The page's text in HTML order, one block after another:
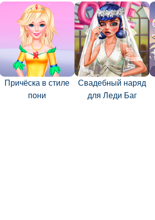
Причёска в стиле
пони
Свадебный наряд
для Леди Баг